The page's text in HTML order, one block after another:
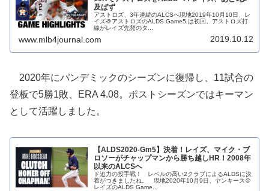
及ばず
アストロズ、3年連続のALCSへ現地2019年10月10日、レ
イズ＠アストロズのALDS Game5 は初回、アストロズ打
線がレイズ先発のタ...
www.mlb4journal.com 2019.10.12
2020年にパンデミックのシーズンに復帰し、11試合の
登板で5勝1敗、ERA 4.08。ポストシーズンではキーマン
として活躍しました。
【ALDS2020-Gm5】決着！レイズ、マイク・ブ
ロソーがチャップマンから勝ち越しHR！2008年
以来のALCSへ
ド迫力の投手戦！ レベルの高い2クラブによるALDSに決
着がつきましたね。 現地2020年10月9日、ヤンキース＠
レイズのALDS Game...